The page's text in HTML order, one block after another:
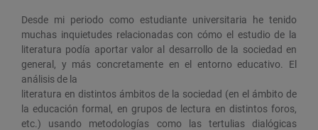
Desde mi periodo como estudiante universitaria he tenido
muchas inquietudes relacionadas con cómo el estudio de la
literatura podía aportar valor al desarrollo de la sociedad en
general, y más concretamente en el entorno educativo. El
análisis de la
literatura en distintos ámbitos de la sociedad (en el ámbito de
la educación formal, en grupos de lectura en distintos foros,
etc.) usando metodologías como las tertulias dialógicas